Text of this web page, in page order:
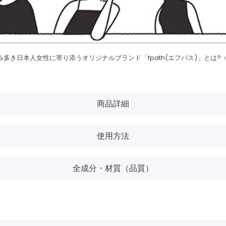
多き日本人女性に寄り添うオリジナルブランド「fpath(エフパス)」とは?
商品詳細
使用方法
全成分・材質（品質）